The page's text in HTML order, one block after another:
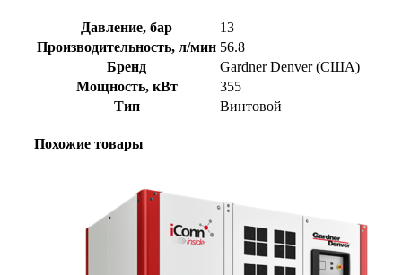
Давление, бар
13
Производительность, л/мин 56.8
Бренд
Gardner Denver (США)
Мощность, кВт
355
Тип
Винтовой
Похожие товары